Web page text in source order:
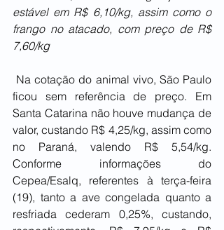
estável em R$ 6,10/kg, assim como o
frango no atacado, com preço de R$
7,60/kg
ficou sem referência de preço. Em
Santa Catarina não houve mudança de
valor, custando R$ 4,25/kg, assim como
no Paraná, valendo R$ 5,54/kg.
Conforme informações do
Cepea/Esalq, referentes à terça-feira
(19), tanto a ave congelada quanto a
resfriada cederam 0,25%, custando,